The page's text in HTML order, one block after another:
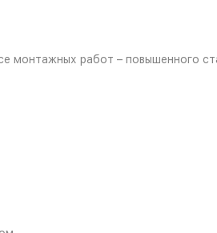
монтажных работ – повышенного